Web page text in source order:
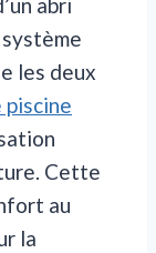
les deux
piscine
Cette
au
la